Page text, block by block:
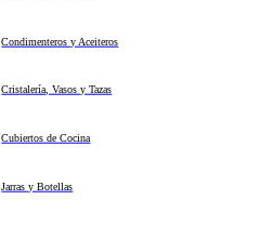
Condimenteros y Aceiteros
Cristalería, Vasos y Tazas
Cubiertos de Cocina
Jarras y Botellas